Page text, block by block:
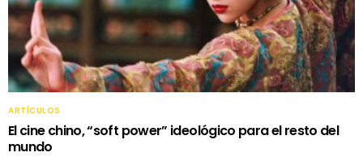
ARTÍCULOS
El cine chino, “soft power” ideológico para el resto del
mundo